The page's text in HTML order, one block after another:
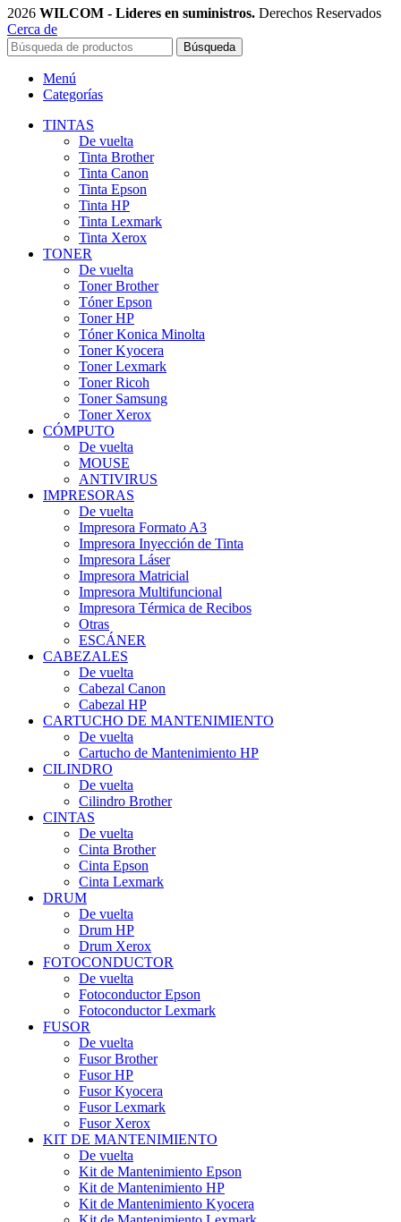
2026 WILCOM - Lideres en suministros. Derechos Reservados
Cerca de
Búsqueda
Menú
Categorías
TINTAS
De vuelta
Tinta Brother
Tinta Canon
Tinta Epson
Tinta HP
Tinta Lexmark
Tinta Xerox
TONER
De vuelta
Toner Brother
Tóner Epson
Toner HP
Tóner Konica Minolta
Toner Kyocera
Toner Lexmark
Toner Ricoh
Toner Samsung
Toner Xerox
CÓMPUTO
De vuelta
MOUSE
ANTIVIRUS
IMPRESORAS
De vuelta
Impresora Formato A3
Impresora Inyección de Tinta
Impresora Láser
Impresora Matricial
Impresora Multifuncional
Impresora Térmica de Recibos
Otras
ESCÁNER
CABEZALES
De vuelta
Cabezal Canon
Cabezal HP
CARTUCHO DE MANTENIMIENTO
De vuelta
Cartucho de Mantenimiento HP
CILINDRO
De vuelta
Cilindro Brother
CINTAS
De vuelta
Cinta Brother
Cinta Epson
Cinta Lexmark
DRUM
De vuelta
Drum HP
Drum Xerox
FOTOCONDUCTOR
De vuelta
Fotoconductor Epson
Fotoconductor Lexmark
FUSOR
De vuelta
Fusor Brother
Fusor HP
Fusor Kyocera
Fusor Lexmark
Fusor Xerox
KIT DE MANTENIMIENTO
De vuelta
Kit de Mantenimiento Epson
Kit de Mantenimiento HP
Kit de Mantenimiento Kyocera